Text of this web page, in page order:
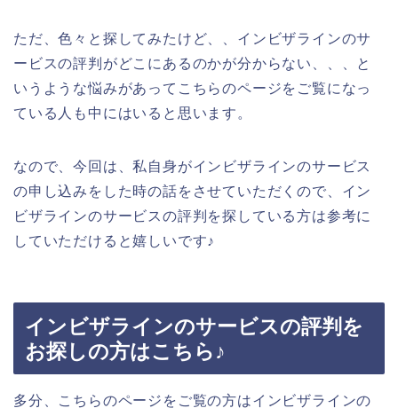
ただ、色々と探してみたけど、、インビザラインのサ
ービスの評判がどこにあるのかが分からない、、、と
いうような悩みがあってこちらのページをご覧になっ
ている人も中にはいると思います。
なので、今回は、私自身がインビザラインのサービス
の申し込みをした時の話をさせていただくので、イン
ビザラインのサービスの評判を探している方は参考に
していただけると嬉しいです♪
インビザラインのサービスの評判を
お探しの方はこちら♪
多分、こちらのページをご覧の方はインビザラインの